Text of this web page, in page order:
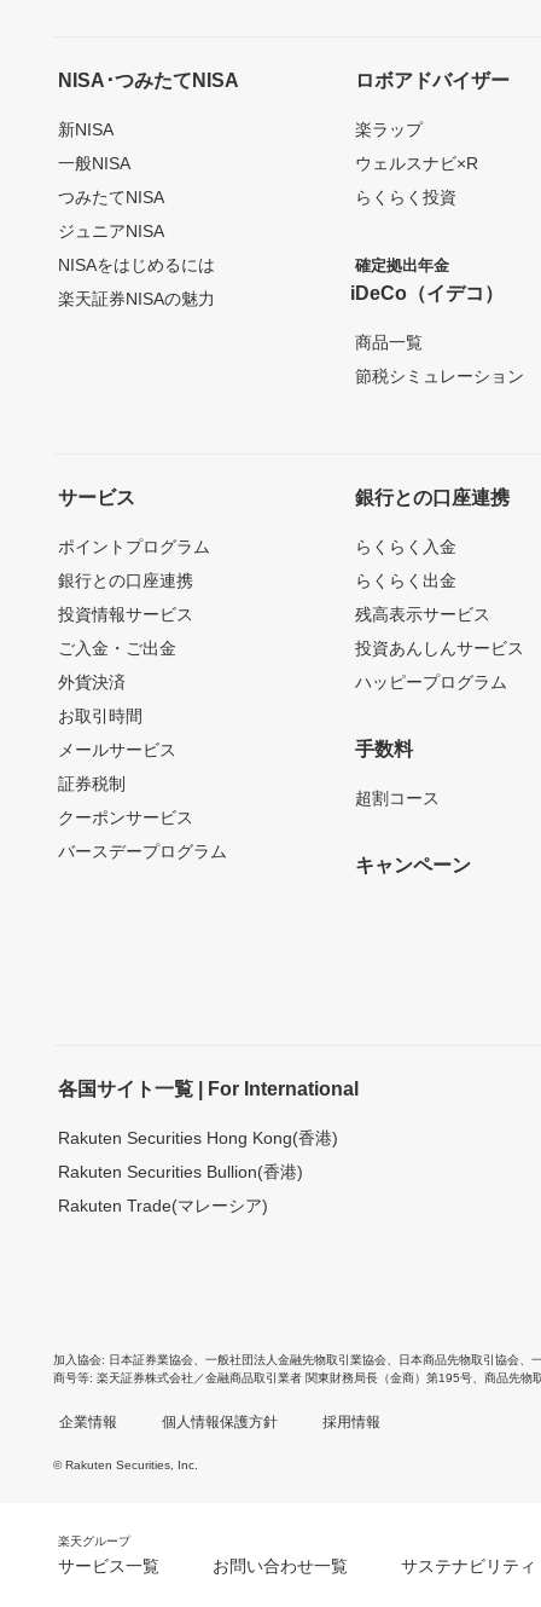
NISA･つみたてNISA
新NISA
一般NISA
つみたてNISA
ジュニアNISA
NISAをはじめるには
楽天証券NISAの魅力
ロボアドバイザー
楽ラップ
ウェルスナビ×R
らくらく投資
確定拠出年金
iDeCo（イデコ）
商品一覧
節税シミュレーション
サービス
ポイントプログラム
銀行との口座連携
投資情報サービス
ご入金・ご出金
外貨決済
お取引時間
メールサービス
証券税制
クーポンサービス
バースデープログラム
銀行との口座連携
らくらく入金
らくらく出金
残高表示サービス
投資あんしんサービス
ハッピープログラム
手数料
超割コース
キャンペーン
各国サイト一覧 | For International
Rakuten Securities Hong Kong(香港)
Rakuten Securities Bullion(香港)
Rakuten Trade(マレーシア)
加入協会 日本証券業協会 一般社団法人金融先物取引業協会 日本商品先物取引協会
商号等 楽天証券株式会社／金融商品取引業者 関東財務局長（金商）第195号、商品先物
企業情報 個人情報保護方針 採用情報
© Rakuten Securities, Inc.
楽天グループ
サービス一覧 お問い合わせ一覧 サステナビリティ